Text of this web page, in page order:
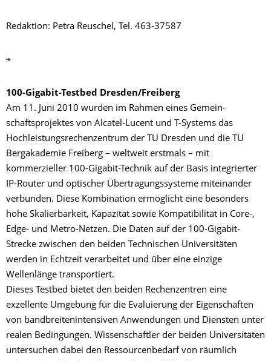
Redaktion: Petra Reuschel, Tel. 463-37587
100-Gigabit-Testbed Dresden/Freiberg
Am 11. Juni 2010 wurden im Rahmen eines Gemein-
schaftsprojektes von Alcatel-Lucent und T-Systems das
Hochleistungsrechenzentrum der TU Dresden und die TU
Bergakademie Freiberg – weltweit erstmals – mit
kommerzieller 100-Gigabit-Technik auf der Basis integrierter
IP-Router und optischer Übertragungssysteme miteinander
verbunden. Diese Kombination ermöglicht eine besonders
hohe Skalierbarkeit, Kapazität sowie Kompatibilität in Core-,
Edge- und Metro-Netzen. Die Daten auf der 100-Gigabit-
Strecke zwischen den beiden Technischen Universitäten
werden in Echtzeit verarbeitet und über eine einzige
Wellenlänge transportiert.
Dieses Testbed bietet den beiden Rechenzentren eine
exzellente Umgebung für die Evaluierung der Eigenschaften
von bandbreitenintensiven Anwendungen und Diensten unter
realen Bedingungen. Wissenschaftler der beiden Universitäten
untersuchen dabei den Ressourcenbedarf von räumlich